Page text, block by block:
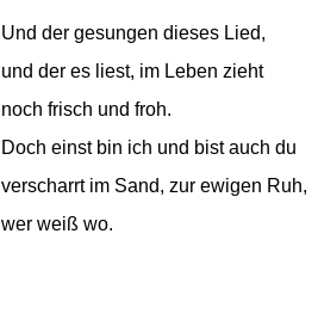
Und der gesungen dieses Lied,
und der es liest, im Leben zieht
noch frisch und froh.
Doch einst bin ich und bist auch du
verscharrt im Sand, zur ewigen Ruh,
wer weiß wo.